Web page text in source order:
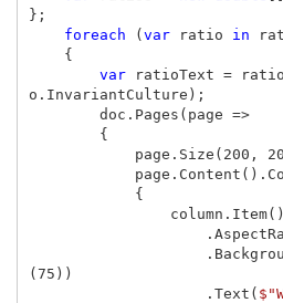
};
foreach
( var ratio in
{
var
ratioText = ratio
o . InvariantCulture );
doc . Pages ( page =>
{
page . Size ( 200 ,
page . Content ().
{
column . Item()
.
.
( 75 ))
. Text (